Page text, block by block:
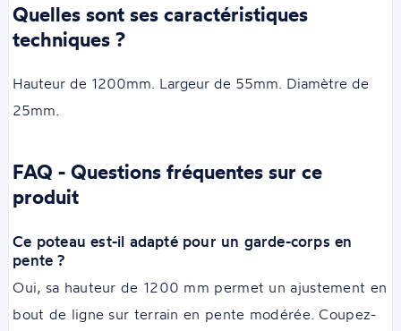
Quelles sont ses caractéristiques
techniques ?
Hauteur de 1200mm. Largeur de 55mm. Diamètre de
25mm.
FAQ - Questions fréquentes sur ce
produit
Ce poteau est-il adapté pour un garde-corps en
pente ?
Oui, sa hauteur de 1200 mm permet un ajustement en
bout de ligne sur terrain en pente modérée. Coupez-